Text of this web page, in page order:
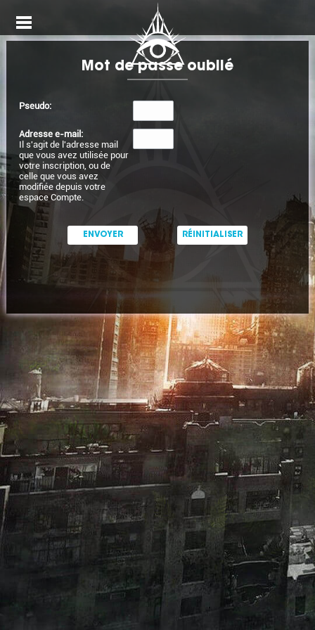
Menu
Mot de passe oublié
Pseudo:
Adresse e-mail:
Il s'agit de l'adresse mail
que vous avez utilisée pour
votre inscription, ou de
celle que vous avez
modifiée depuis votre
espace Compte.